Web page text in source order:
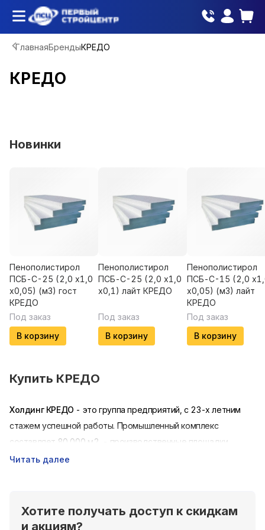
ГлавнаяБрендыКРЕДО
КРЕДО
Новинки
Пенополистирол
ПСБ-С-25 (2,0 х1,0
х0,05) (м3) гост
КРЕДО
Под заказ
В корзину
Пенополистирол
ПСБ-С-25 (2,0 х1,0
х0,1) лайт КРЕДО
Под заказ
В корзину
Пенополистирол
ПСБ-С-15 (2,0
х0,05) (м3) лайт
КРЕДО
Под заказ
В корзину
Купить КРЕДО
Холдинг КРЕДО - это группа предприятий, с 23-х летним
стажем успешной работы. Промышленный комплекс
составляет 80 000 м2, - производственные площадки,
складские терминалы (авто и ЖД).
следующим направлениям деятельности холдинга:
Читать далее
Хотите получать доступ к скидкам
и акциям?